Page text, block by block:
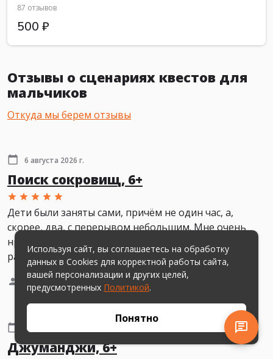
87 отзывов
500 ₽
Отзывы о сценариях квестов для
мальчиков
Откуда мы берем отзывы
6 августа 2026 г.
Поиск сокровищ, 6+
Дети были заняты сами, причём не один час, а,
скорее, два, с перерывом небольшим. Мне очень
нравятся задания — они разнообразные. Причём в
разных квестах не пересекаются.
(3 детей 7-10 лет)
5 августа 2026 г.
Джуманджи, 6+
Используя сайт, вы соглашаетесь на обработку
данных в Cookies для корректной работы сайта,
вашей персонализации и других целей,
предусмотренных Политикой.
Понятно